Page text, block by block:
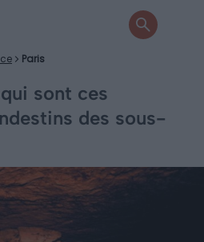
Paris
sont ces
des sous-